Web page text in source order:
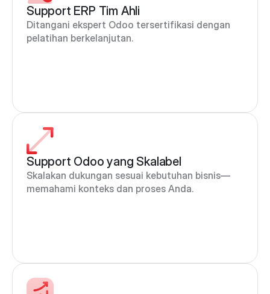
Support ERP Tim Ahli
Ditangani ekspert Odoo tersertifikasi dengan
pelatihan berkelanjutan.
Support Odoo yang Skalabel
Skalakan dukungan sesuai kebutuhan bisnis—
memahami konteks dan proses Anda.